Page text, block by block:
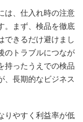
は、仕入れ時の注意
。まず、検品を徹底
できるだけ避けまし
のトラブルにつなが
持ったうえでの検品
、長期的なビジネス
りやすく利益率が低